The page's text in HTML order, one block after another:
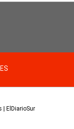
| ElDiarioSur